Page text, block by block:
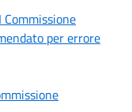
per errore